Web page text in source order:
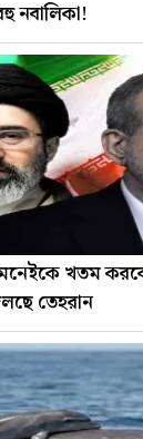
নবালিকা!
খতম
তেহরান